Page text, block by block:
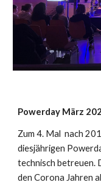
Powerday März
Zum 4. Mal nach
diesjährigen
technisch betreuen.
den Corona Jahren